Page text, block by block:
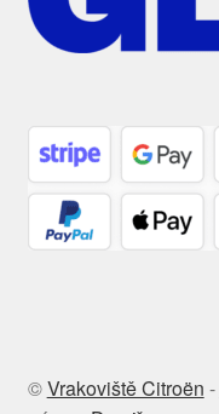
©Vrakoviště Citroën -